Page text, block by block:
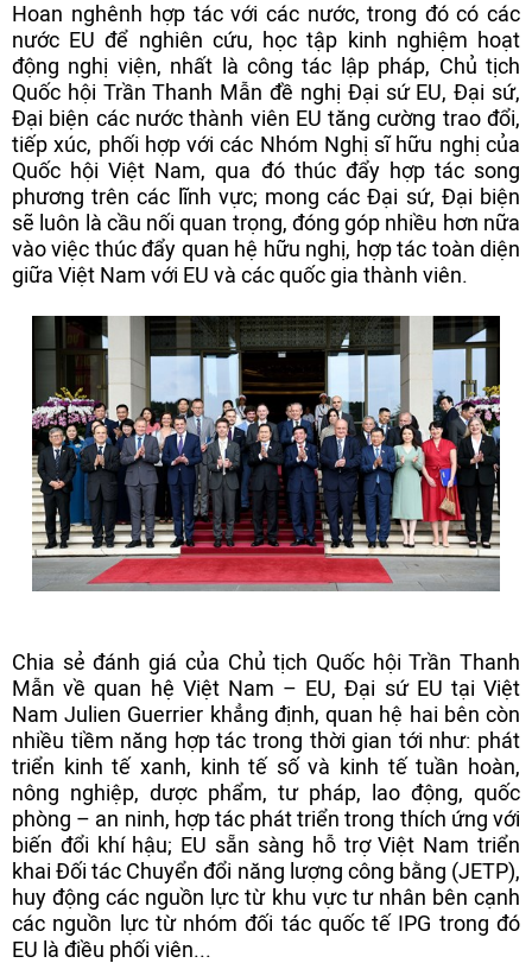
Hoan nghênh hợp tác với các nước, trong đó có các
nước EU để nghiên cứu, học tập kinh nghiệm hoạt
động nghị viện, nhất là công tác lập pháp, Chủ tịch
Quốc hội Trần Thanh Mẫn đề nghị Đại sứ EU, Đại sứ,
Đại biện các nước thành viên EU tăng cường trao đổi,
tiếp xúc, phối hợp với các Nhóm Nghị sĩ hữu nghị của
Quốc hội Việt Nam, qua đó thúc đẩy hợp tác song
phương trên các lĩnh vực; mong các Đại sứ, Đại biện
sẽ luôn là cầu nối quan trọng, đóng góp nhiều hơn nữa
vào việc thúc đẩy quan hệ hữu nghị, hợp tác toàn diện
giữa Việt Nam với EU và các quốc gia thành viên.
Chia sẻ đánh giá của Chủ tịch Quốc hội Trần Thanh
Mẫn về quan hệ Việt Nam – EU, Đại sứ EU tại Việt
Nam Julien Guerrier khẳng định, quan hệ hai bên còn
nhiều tiềm năng hợp tác trong thời gian tới như: phát
triển kinh tế xanh, kinh tế số và kinh tế tuần hoàn,
nông nghiệp, dược phẩm, tư pháp, lao động, quốc
phòng – an ninh, hợp tác phát triển trong thích ứng với
biến đổi khí hậu; EU sẵn sàng hỗ trợ Việt Nam triển
khai Đối tác Chuyển đổi năng lượng công bằng (JETP),
huy động các nguồn lực từ khu vực tư nhân bên cạnh
các nguồn lực từ nhóm đối tác quốc tế IPG trong đó
EU là điều phối viên...